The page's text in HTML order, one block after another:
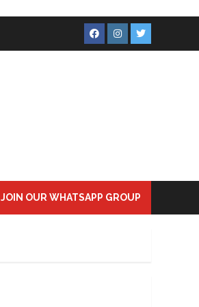
Facebook
Instagram
Twitter
JOIN OUR WHATSAPP GROUP